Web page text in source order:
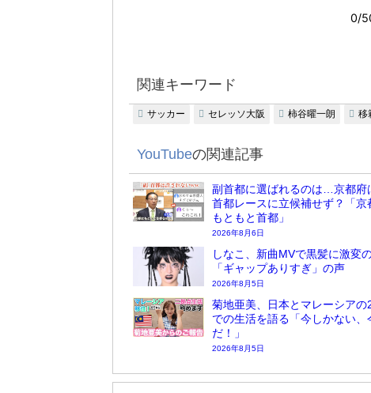
関連キーワード
サッカー セレッソ大阪 柿谷曜一朗 移
YouTubeの関連記事
副首都に選ばれるのは…京都府
首都レースに立候補せず？「京
もともと首都」
2026年8月6日
しなこ、新曲MVで黒髪に激変
「ギャップありすぎ」の声
2026年8月5日
菊地亜美、日本とマレーシアの
での生活を語る「今しかない、
だ！」
2026年8月5日